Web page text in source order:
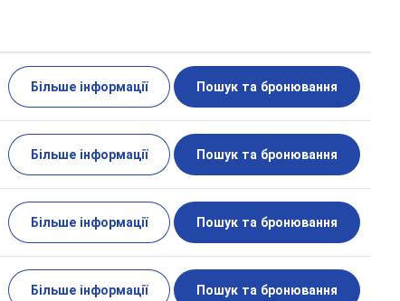
Більше інформації Пошук та бронювання
Більше інформації Пошук та бронювання
Більше інформації Пошук та бронювання
Більше інформації Пошук та бронювання